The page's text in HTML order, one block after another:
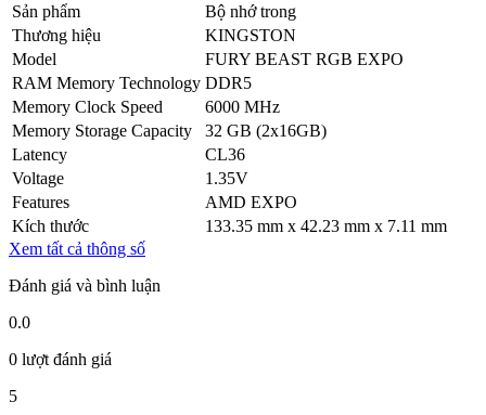
Sản phẩm
Bộ nhớ trong
Thương hiệu
KINGSTON
Model
FURY BEAST RGB EXPO
RAM Memory Technology DDR5
Memory Clock Speed
6000 MHz
Memory Storage Capacity
32 GB (2x16GB)
Latency
CL36
Voltage
1.35V
Features
AMD EXPO
Kích thước
133.35 mm x 42.23 mm x 7.11 mm
Xem tất cả thông số
Đánh giá và bình luận
0.0
0 lượt đánh giá
5